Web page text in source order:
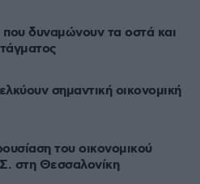
δυναμώνουν τα οστά και
σημαντική οικονομική
του οικονομικού
στη Θεσσαλονίκη